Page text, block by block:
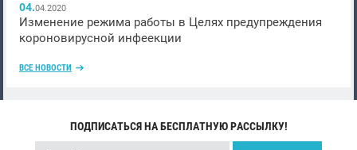
04.04.2020
Изменение режима работы в Целях предупреждения
короновирусной инфеекции
ВСЕ НОВОСТИ
ПОДПИСАТЬСЯ НА БЕСПЛАТНУЮ РАССЫЛКУ!